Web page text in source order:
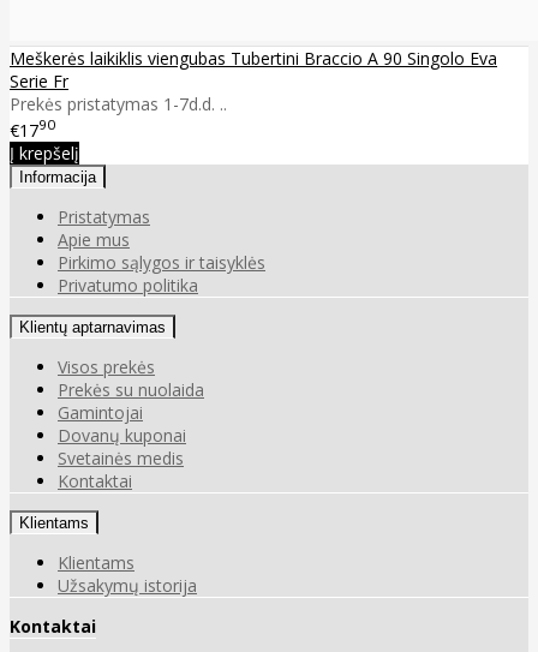
Meškerės laikiklis viengubas Tubertini Braccio A 90 Singolo Eva
Serie Fr
Prekės pristatymas 1-7d.d. ..
€1790
Į krepšelį
Informacija
Pristatymas
Apie mus
Pirkimo sąlygos ir taisyklės
Privatumo politika
Klientų aptarnavimas
Visos prekės
Prekės su nuolaida
Gamintojai
Dovanų kuponai
Svetainės medis
Kontaktai
Klientams
Klientams
Užsakymų istorija
Kontaktai